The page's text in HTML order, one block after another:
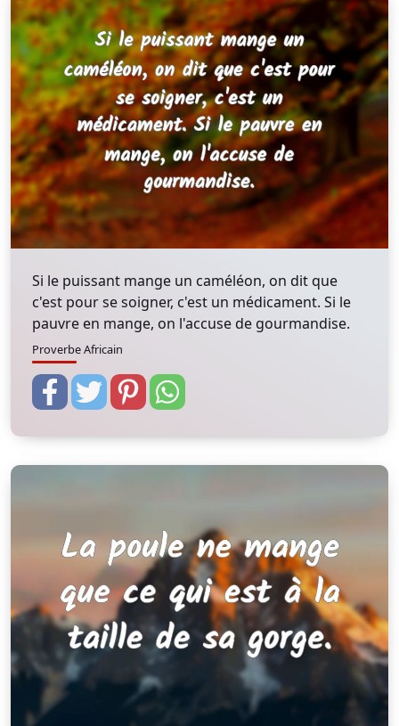
Si le puissant mange un caméléon, on dit que
c'est pour se soigner, c'est un médicament. Si le
pauvre en mange, on l'accuse de gourmandise.
Proverbe Africain